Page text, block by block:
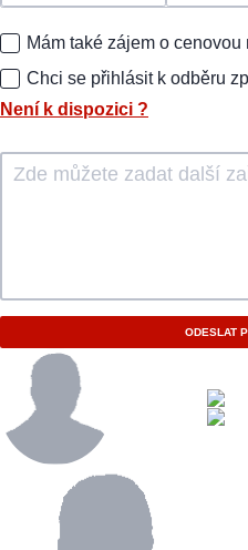
Mám také zájem o cenovou
Chci se přihlásit k odběru
Není k dispozici ?
ODESLAT